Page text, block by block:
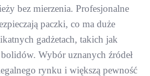
bez mierzenia. Profesjonalne
paczki, co ma duże
gadżetach, takich jak
Wybór uznanych źródeł
rynku i większą pewność